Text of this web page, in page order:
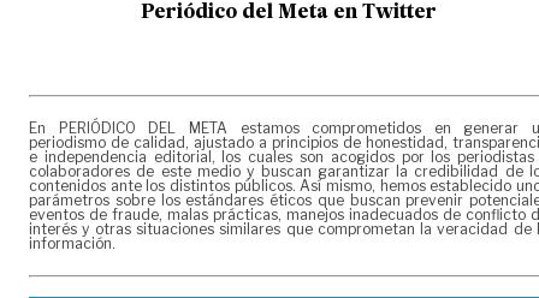
Periódico del Meta en Twitter
En PERIÓDICO DEL META estamos comprometidos en generar
periodismo de calidad, ajustado a principios de honestidad,
e independencia editorial, los cuales son acogidos por los periodistas
colaboradores de este medio y buscan garantizar la credibilidad de
contenidos ante los distintos públicos. Así mismo, hemos establecido
parámetros sobre los estándares éticos que buscan prevenir
eventos de fraude, malas prácticas, manejos inadecuados de conflicto
interés y otras situaciones similares que comprometan la veracidad de
información.